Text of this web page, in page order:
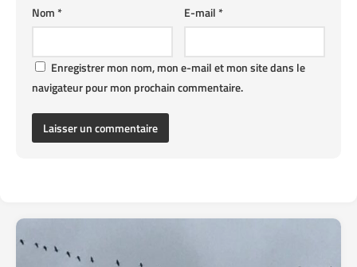
E-mail*
Nom*
Enregistrer mon nom, mon e-mail et mon site dans le
navigateur pour mon prochain commentaire.